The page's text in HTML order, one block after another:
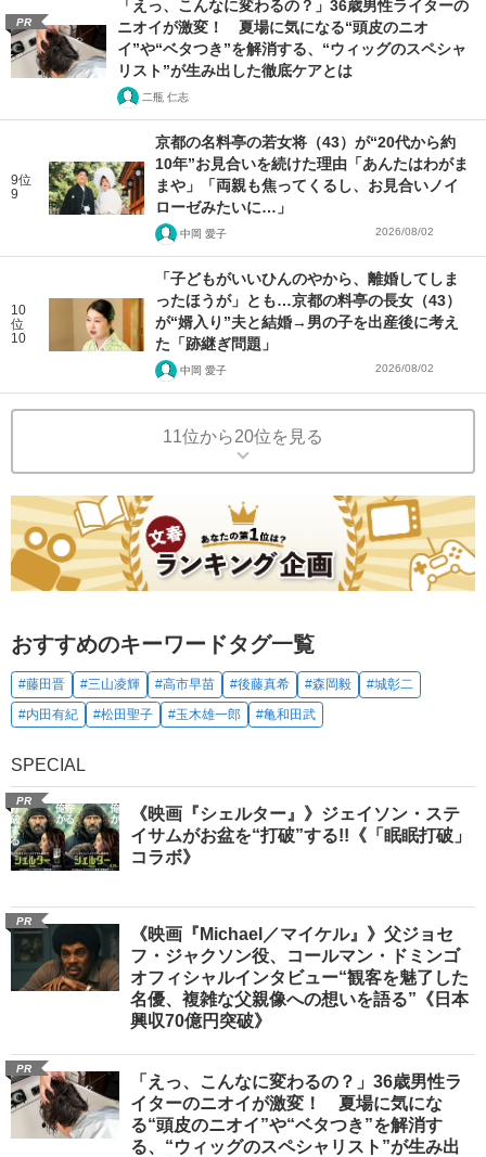
PR
「えっ、こんなに変わるの？」36歳男性ライターの
ニオイが激変！ 夏場に気になる“頭皮のニオ
イ”や“ベタつき”を解消する、“ウィッグのスペシャ
リスト”が生み出した徹底ケアとは
二瓶 仁志
9位
9
京都の名料亭の若女将（43）が“20代から約
10年”お見合いを続けた理由「あんたはわがま
まや」「両親も焦ってくるし、お見合いノイ
ローゼみたいに…」
中岡 愛子 2026/08/02
10
位
10
「子どもがいいひんのやから、離婚してしま
ったほうが」とも…京都の料亭の長女（43）
が“婿入り”夫と結婚→男の子を出産後に考え
た「跡継ぎ問題」
中岡 愛子 2026/08/02
11位から20位を見る
おすすめのキーワードタグ一覧
#藤田晋 #三山凌輝 #高市早苗 #後藤真希 #森岡毅
#城彰二
#内田有紀
#松田聖子 #玉木雄一郎 #亀和田武
SPECIAL
PR
《映画『シェルター』》ジェイソン・ステ
イサムがお盆を“打破”する!!《「眠眠打破」
コラボ》
PR
《映画『Michael／マイケル』》父ジョセ
フ・ジャクソン役、コールマン・ドミンゴ
オフィシャルインタビュー“観客を魅了した
名優、複雑な父親像への想いを語る”《日本
興収70億円突破》
PR
「えっ、こんなに変わるの？」36歳男性ラ
イターのニオイが激変！ 夏場に気にな
る“頭皮のニオイ”や“ベタつき”を解消す
る、“ウィッグのスペシャリスト”が生み出